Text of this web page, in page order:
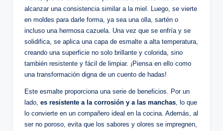
alcanzar ⁢una consistencia similar a la miel. Luego, se ‍vierte⁣
en moldes para ⁣darle⁢ forma, ya ‍sea una ‌olla, sartén o
incluso una hermosa cazuela. Una vez ​que se enfría y⁣ se
solidifica, se aplica una capa de⁢ esmalte a‍ alta temperatura,
creando una superficie⁣ no solo brillante y colorida, sino‌
también⁢ resistente y fácil⁤ de⁤ limpiar. ¡Piensa en ello como
una transformación digna⁣ de un cuento de hadas! ‍
Este esmalte ​proporciona una ⁢serie de beneficios. Por un
lado, es resistente a la ​corrosión y a las manchas, lo que
lo convierte en un⁤ compañero ideal ⁢en la⁣ cocina. Además, al
ser no poroso, ⁢evita⁤ que los​ sabores y ⁣olores se impregnen,